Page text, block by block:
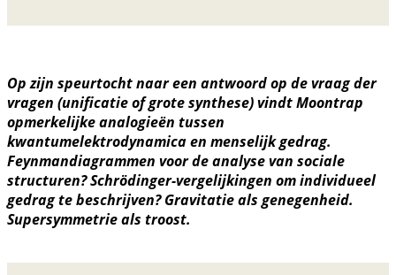
Op zijn speurtocht naar een antwoord op de vraag der
vragen (unificatie of grote synthese) vindt Moontrap
opmerkelijke analogieën tussen
kwantumelektrodynamica en menselijk gedrag.
Feynmandiagrammen voor de analyse van sociale
structuren? Schrödinger-vergelijkingen om individueel
gedrag te beschrijven? Gravitatie als genegenheid.
Supersymmetrie als troost.